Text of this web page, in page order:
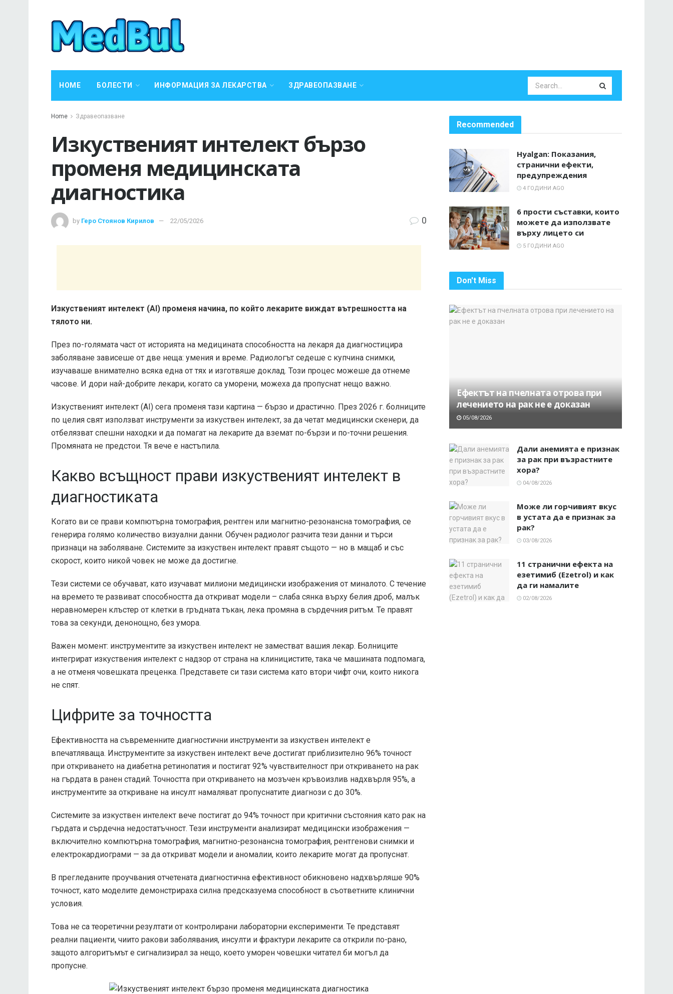
HOME БОЛЕСТИ ИНФОРМАЦИЯ ЗА ЛЕКАРСТВА ЗДРАВЕОПАЗВАНЕ
Home Здравеопазване
Изкуственият интелект бързо
променя медицинската
диагностика
by Геро Стоянов Кирилов 22/05/2026 0
Изкуственият интелект (AI) променя начина, по който лекарите виждат вътрешността на
тялото ни.
През по-голямата част от историята на медицината способността на лекаря да диагностицира
заболяване зависеше от две неща: умения и време. Радиологът седеше с купчина снимки,
изучаваше внимателно всяка една от тях и изготвяше доклад. Този процес можеше да отнеме
часове. И дори най-добрите лекари, когато са уморени, можеха да пропуснат нещо важно.
Изкуственият интелект (AI) сега променя тази картина — бързо и драстично. През 2026 г. болниците
по целия свят използват инструменти за изкуствен интелект, за да четат медицински скенери, да
отбелязват спешни находки и да помагат на лекарите да вземат по-бързи и по-точни решения.
Промяната не предстои. Тя вече е настъпила.
Какво всъщност прави изкуственият интелект в
диагностиката
Когато ви се прави компютърна томография, рентген или магнитно-резонансна томография, се
генерира голямо количество визуални данни. Обучен радиолог разчита тези данни и търси
признаци на заболяване. Системите за изкуствен интелект правят същото — но в мащаб и със
скорост, които никой човек не може да достигне.
Тези системи се обучават, като изучават милиони медицински изображения от миналото. С течение
на времето те развиват способността да откриват модели – слаба сянка върху белия дроб, малък
неравномерен клъстер от клетки в гръдната тъкан, лека промяна в сърдечния ритъм. Те правят
това за секунди, денонощно, без умора.
Важен момент: инструментите за изкуствен интелект не заместват вашия лекар. Болниците
интегрират изкуствения интелект с надзор от страна на клиницистите, така че машината подпомага,
а не отменя човешката преценка. Представете си тази система като втори чифт очи, които никога
не спят.
Цифрите за точността
Ефективността на съвременните диагностични инструменти за изкуствен интелект е
впечатляваща. Инструментите за изкуствен интелект вече достигат приблизително 96% точност
при откриването на диабетна ретинопатия и постигат 92% чувствителност при откриването на рак
на гърдата в ранен стадий. Точността при откриването на мозъчен кръвоизлив надхвърля 95%, а
инструментите за откриване на инсулт намаляват пропуснатите диагнози с до 30%.
Системите за изкуствен интелект вече постигат до 94% точност при критични състояния като рак на
гърдата и сърдечна недостатъчност. Тези инструменти анализират медицински изображения —
включително компютърна томография, магнитно-резонансна томография, рентгенови снимки и
електрокардиограми — за да откриват модели и аномалии, които лекарите могат да пропуснат.
В прегледаните проучвания отчетената диагностична ефективност обикновено надхвърляше 90%
точност, като моделите демонстрираха силна предсказуема способност в съответните клинични
условия.
Това не са теоретични резултати от контролирани лабораторни експерименти. Те представят
реални пациенти, чиито ракови заболявания, инсулти и фрактури лекарите са открили по-рано,
защото алгоритъмът е сигнализирал за нещо, което уморен човешки читател би могъл да
пропусне.
Recommended
Hyalgan: Показания,
странични ефекти,
предупреждения
4 ГОДИНИ AGO
6 прости съставки, които
можете да използвате
върху лицето си
5 ГОДИНИ AGO
Don't Miss
Ефектът на пчелната отрова при
лечението на рак не е доказан
05/08/2026
Дали анемията е признак
за рак при възрастните
хора?
04/08/2026
Може ли горчивият вкус
в устата да е признак за
рак?
03/08/2026
11 странични ефекта на
езетимиб (Ezetrol) и как
да ги намалите
02/08/2026